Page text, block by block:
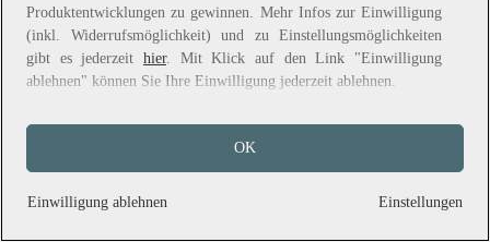
Produktentwicklungen zu gewinnen. Mehr Infos zur Einwilligung
(inkl. Widerrufsmöglichkeit) und zu Einstellungsmöglichkeiten
gibt es jederzeit hier. Mit Klick auf den Link "Einwilligung
ablehnen" können Sie Ihre Einwilligung jederzeit ablehnen.
Sie können Ihre Einwilligung auch jederzeit grundlos mit Wirkung
für die Zukunft widerrufen, indem Sie z. B. auf den Button
"Cookie-Einstellungen" im Footer der Website und "Alle
ablehnen" klicken.
Einstellungen
Einwilligung ablehnen
OK